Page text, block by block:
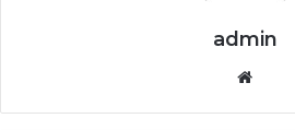
admin